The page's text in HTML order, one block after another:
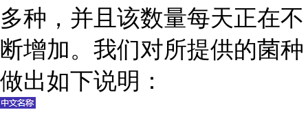
多种，并且该数量每天正在不
断增加。我们对所提供的菌种
做出如下说明：